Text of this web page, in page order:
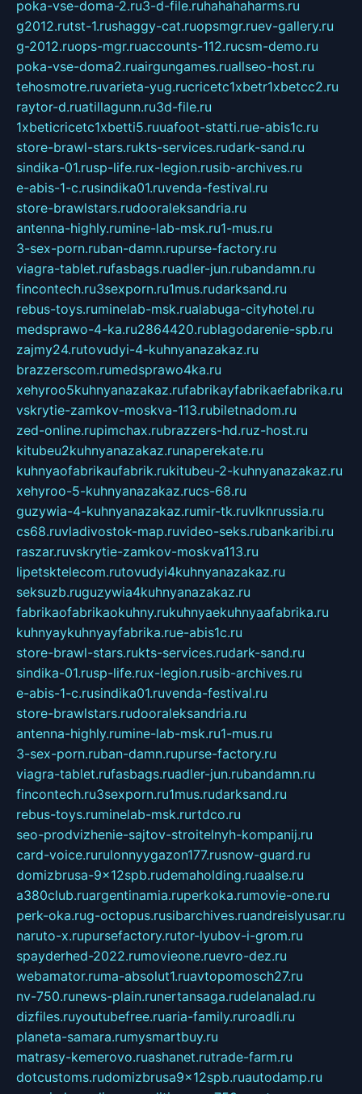
poka-vse-doma-2.ru3-d-file.ruhahahaharms.ru
g2012.rutst-1.rushaggy-cat.ruopsmgr.ruev-gallery.ru
g-2012.ruops-mgr.ruaccounts-112.rucsm-demo.ru
poka-vse-doma2.ruairgungames.ruallseo-host.ru
tehosmotre.ruvarieta-yug.rucricetc1xbetr1xbetcc2.ru
raytor-d.ruatillagunn.ru3d-file.ru
1xbeticricetc1xbetti5.ruuafoot-statti.rue-abis1c.ru
store-brawl-stars.rukts-services.rudark-sand.ru
sindika-01.rusp-life.rux-legion.rusib-archives.ru
e-abis-1-c.rusindika01.ruvenda-festival.ru
store-brawlstars.rudooraleksandria.ru
antenna-highly.rumine-lab-msk.ru1-mus.ru
3-sex-porn.ruban-damn.rupurse-factory.ru
viagra-tablet.rufasbags.ruadler-jun.rubandamn.ru
fincontech.ru3sexporn.ru1mus.rudarksand.ru
rebus-toys.ruminelab-msk.rualabuga-cityhotel.ru
medsprawo-4-ka.ru2864420.rublagodarenie-spb.ru
zajmy24.rutovudyi-4-kuhnyanazakaz.ru
brazzerscom.rumedsprawo4ka.ru
xehyroo5kuhnyanazakaz.rufabrikayfabrikaefabrika.ru
vskrytie-zamkov-moskva-113.rubiletnadom.ru
zed-online.rupimchax.rubrazzers-hd.ruz-host.ru
kitubeu2kuhnyanazakaz.runaperekate.ru
kuhnyaofabrikaufabrik.rukitubeu-2-kuhnyanazakaz.ru
xehyroo-5-kuhnyanazakaz.rucs-68.ru
guzywia-4-kuhnyanazakaz.rumir-tk.ruvlknrussia.ru
cs68.ruvladivostok-map.ruvideo-seks.rubankaribi.ru
raszar.ruvskrytie-zamkov-moskva113.ru
lipetsktelecom.rutovudyi4kuhnyanazakaz.ru
seksuzb.ruguzywia4kuhnyanazakaz.ru
fabrikaofabrikaokuhny.rukuhnyaekuhnyaafabrika.ru
kuhnyaykuhnyayfabrika.rue-abis1c.ru
store-brawl-stars.rukts-services.rudark-sand.ru
sindika-01.rusp-life.rux-legion.rusib-archives.ru
e-abis-1-c.rusindika01.ruvenda-festival.ru
store-brawlstars.rudooraleksandria.ru
antenna-highly.rumine-lab-msk.ru1-mus.ru
3-sex-porn.ruban-damn.rupurse-factory.ru
viagra-tablet.rufasbags.ruadler-jun.rubandamn.ru
fincontech.ru3sexporn.ru1mus.rudarksand.ru
rebus-toys.ruminelab-msk.rurtdco.ru
seo-prodvizhenie-sajtov-stroitelnyh-kompanij.ru
card-voice.rurulonnyygazon177.rusnow-guard.ru
domizbrusa-9x12spb.rudemaholding.ruaalse.ru
a380club.ruargentinamia.ruperkoka.rumovie-one.ru
perk-oka.rug-octopus.rusibarchives.ruandreislyusar.ru
naruto-x.rupursefactory.rutor-lyubov-i-grom.ru
spayderhed-2022.rumovieone.ruevro-dez.ru
webamator.ruma-absolut1.ruavtopomosch27.ru
nv-750.runews-plain.runertansaga.rudelanalad.ru
dizfiles.ruyoutubefree.ruaria-family.ruroadli.ru
planeta-samara.rumysmartbuy.ru
matrasy-kemerovo.ruashanet.rutrade-farm.ru
dotcustoms.rudomizbrusa9x12spb.ruautodamp.ru